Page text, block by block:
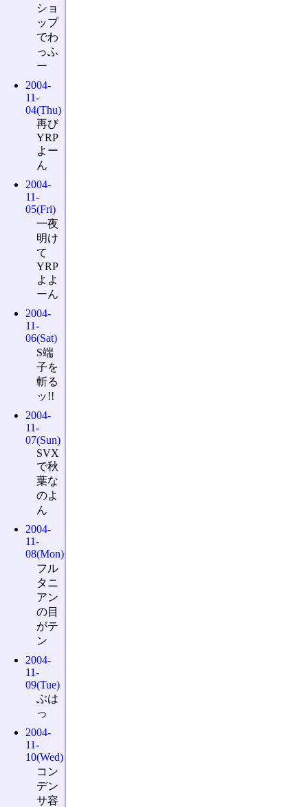
ショ
ップ
でわ
っふ
ー
2004-
11-
04(Thu)
再び
YRP
よー
ん
2004-
11-
05(Fri)
一夜
明け
て
YRP
よよ
ーん
2004-
11-
06(Sat)
S端
子を
斬る
ッ!!
2004-
11-
07(Sun)
SVX
で秋
葉な
のよ
ん
2004-
11-
08(Mon)
フル
タニ
アン
の目
がテ
ン
2004-
11-
09(Tue)
ぶは
っ
2004-
11-
10(Wed)
コン
デン
サ容